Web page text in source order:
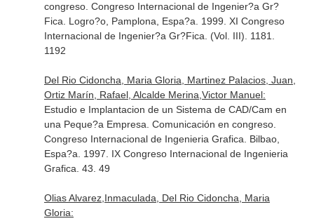
congreso. Congreso Internacional de Ingenier?a Gr?
Fica. Logro?o, Pamplona, Espa?a. 1999. XI Congreso
Internacional de Ingenier?a Gr?Fica. (Vol. III). 1181.
1192
Del Rio Cidoncha, Maria Gloria, Martinez Palacios, Juan,
Ortiz Marín, Rafael, Alcalde Merina,Victor Manuel:
Estudio e Implantacion de un Sistema de CAD/Cam en
una Peque?a Empresa. Comunicación en congreso.
Congreso Internacional de Ingenieria Grafica. Bilbao,
Espa?a. 1997. IX Congreso Internacional de Ingenieria
Grafica. 43. 49
Olias Alvarez,Inmaculada, Del Rio Cidoncha, Maria
Gloria: